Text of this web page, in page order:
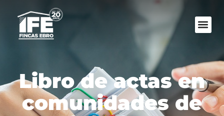
Libro de actas en
comunidades de